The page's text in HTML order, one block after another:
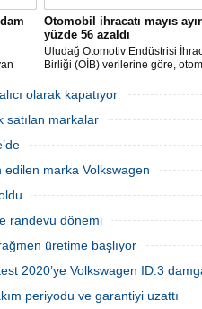
Otomobil ihracatı mayıs
yüzde 56 azaldı
Uludağ Otomotiv Endüstrisi
Birliği (OİB) verilerine göre,
sürdüğü Mayıs ayında geçen
aynı dönemine göre yüzde 56
milyar 203 milyon dolar ihracat
olarak kapatıyor
satılan markalar
marka Volkswagen
randevu dönemi
üretime başlıyor
2020’ye Volkswagen ID.3
periyodu ve garantiyi uzattı